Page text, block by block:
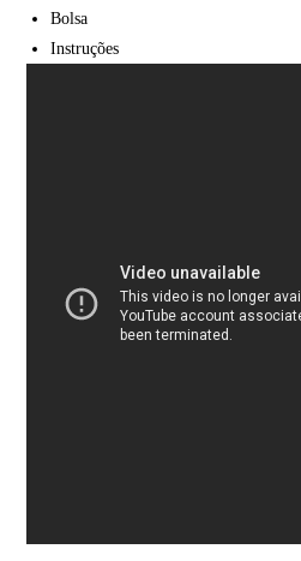
Bolsa
Instruções